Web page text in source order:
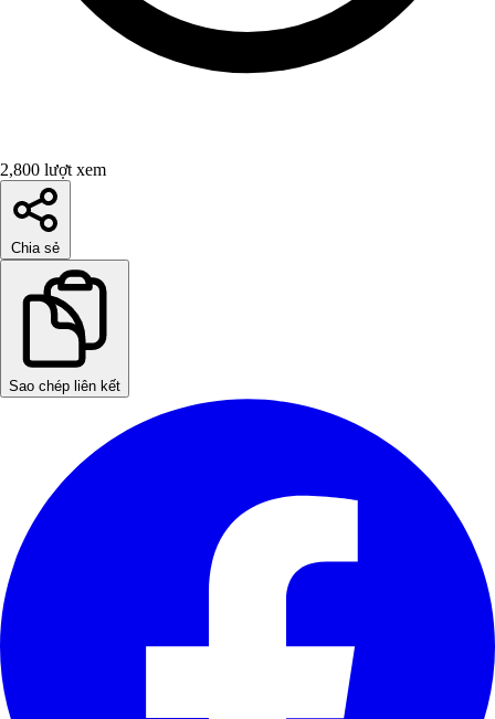
2,800 lượt xem
Chia sẻ
Sao chép liên kết